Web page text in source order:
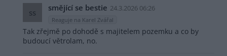
ss smějící se bestie 24.3.2026 06:26
Reaguje na Karel Zvářal
Tak zřejmě po dohodě s majitelem pozemku a co by
budoucí větrolam, no.